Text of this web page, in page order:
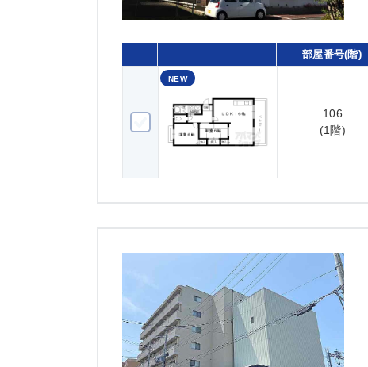
部屋番号(階)
106(1階)
NEW
106
(1階)